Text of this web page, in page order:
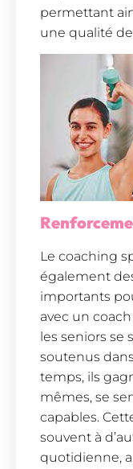
permettant
une qualité
Le coaching
également
importants
avec un
les seniors
soutenus
temps, ils
mêmes, se
capables.
souvent à
quotidienne,